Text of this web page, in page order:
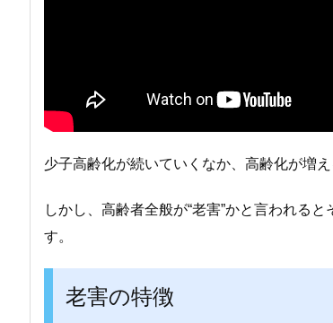
少子高齢化が続いていくなか、高齢化が増
しかし、高齢者全般が“老害”かと言われる
す。
老害の特徴